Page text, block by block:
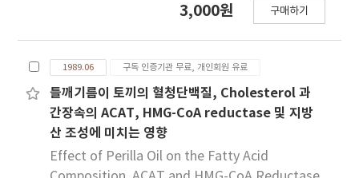
(50.80%), lysine (14.37%), glutamic acid
9.4, 11.9, and 16.7, respectively, the limiting
amino acid of each part were S-compound
amino acids. In the composition of free amino
acids, contents of lysine were highest one
such as 51.78, 57.00 and 32.88% in fruits,
endocarps and seeds, respectively. The
3,000원 구매하기
1989.06 구독 인증기관 무료, 개인회원 유료
들깨기름이 토끼의 혈청단백질, Cholesterol 과
간장속의 ACAT, HMG-CoA reductase 및 지방
산 조성에 미치는 영향
Effect of Perilla Oil on the Fatty Acid